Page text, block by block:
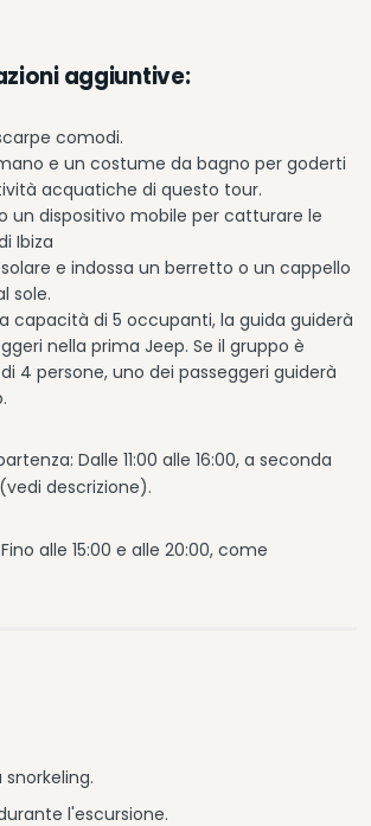
aggiuntive:
comodi.
e un costume da bagno per goderti
acquatiche di questo tour.
un dispositivo mobile per catturare le
Ibiza
e indossa un berretto o un cappello
sole.
capacità di 5 occupanti, la guida guiderà
nella prima Jeep. Se il gruppo è
4 persone, uno dei passeggeri guiderà
Dalle 11:00 alle 16:00, a seconda
descrizione).
alle 15:00 e alle 20:00, come
l'escursione.